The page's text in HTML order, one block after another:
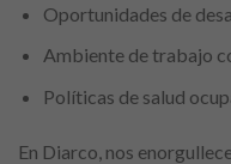
Oportunidades de
Ambiente de trabajo
Políticas de salud
En Diarco, nos